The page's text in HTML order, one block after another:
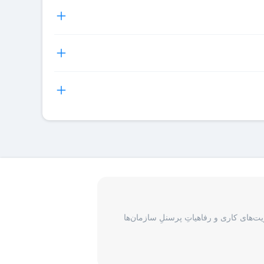
گیرد، برای پیگیری درخواست مسافران لازم است با بخش
کاری و رفاهیاتِ پرسنلِ سازمان‌ها